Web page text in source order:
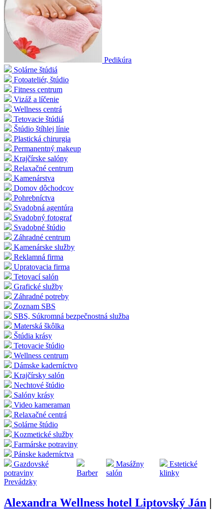
Pedikúra
Solárne štúdiá
Fotoateliér, štúdio
Fitness centrum
Vizáž a líčenie
Wellness centrá
Tetovacie štúdiá
Štúdio štíhlej línie
Plastická chirurgia
Permanentný makeup
Krajčírske salóny
Relaxačné centrum
Kamenárstva
Domov dôchodcov
Pohrebníctva
Svadobná agentúra
Svadobný fotograf
Svadobné štúdio
Záhradné centrum
Kamenárske služby
Reklamná firma
Upratovacia firma
Tetovací salón
Grafické služby
Záhradné potreby
Zoznam SBS
SBS, Súkromná bezpečnostná služba
Materská škôlka
Štúdia krásy
Tetovacie štúdio
Wellness centrum
Dámske kaderníctvo
Krajčírsky salón
Nechtové štúdio
Salóny krásy
Video kameraman
Relaxačné centrá
Solárne štúdio
Kozmetické služby
Farmárske potraviny
Pánske kaderníctva
Gazdovské
potraviny
Barber
Masážny
salón
Estetické
klinky
Prevádzky
Alexandra Wellness hotel Liptovský Ján